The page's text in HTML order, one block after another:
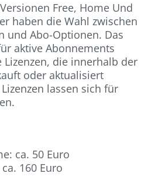
Free, Home Und
haben die Wahl zwischen
und Abo-Optionen. Das
aktive Abonnements
die innerhalb der
oder aktualisiert
lassen sich für
ca. 50 Euro
160 Euro